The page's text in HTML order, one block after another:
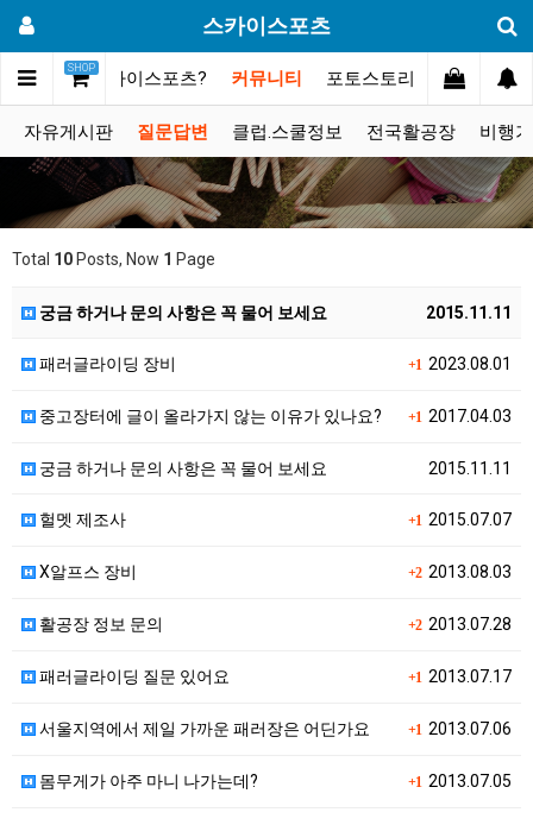
스카이스포츠
SHOP
메인 스카이스포츠? 커뮤니티 포토스토리 동영상갤러
자유게시판 질문답변 클럽.스쿨정보 전국활공장 비행
Total 10 Posts, Now 1 Page
2015.11.11
궁금 하거나 문의 사항은 꼭 물어 보세요
+1 2023.08.01
패러글라이딩 장비
+1 2017.04.03
중고장터에 글이 올라가지 않는 이유가 있나요?
2015.11.11
궁금 하거나 문의 사항은 꼭 물어 보세요
+1 2015.07.07
헐멧 제조사
+22013.08.03
X알프스 장비
+22013.07.28
활공장 정보 문의
+1 2013.07.17
패러글라이딩 질문 있어요
+1 2013.07.06
서울지역에서 제일 가까운 패러장은 어딘가요
+1 2013.07.05
몸무게가 아주 마니 나가는데?